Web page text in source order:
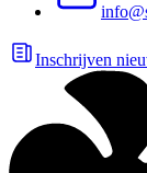
Inschrijven